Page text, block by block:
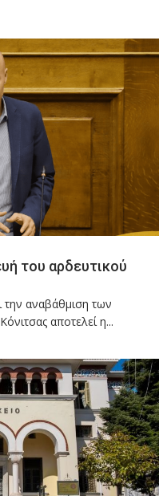
του αρδευτικού
την αναβάθμιση των
αποτελεί η...